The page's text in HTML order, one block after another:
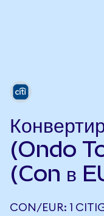
(Ondo
(Con в
CON/EUR: 1